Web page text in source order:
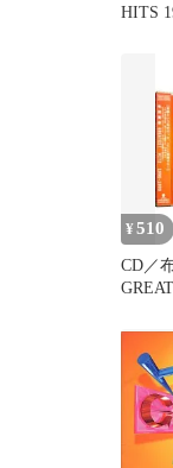
HITS
¥510
CD／